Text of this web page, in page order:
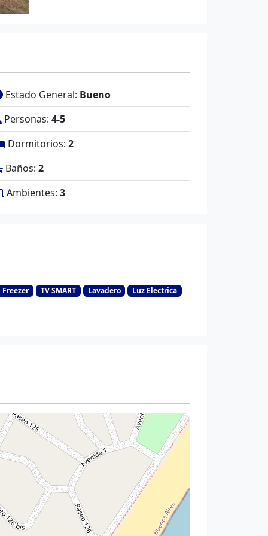
Estado General: Bueno
Personas: 4-5
Dormitorios: 2
Baños: 2
Ambientes: 3
Freezer TV SMART Lavadero Luz Electrica